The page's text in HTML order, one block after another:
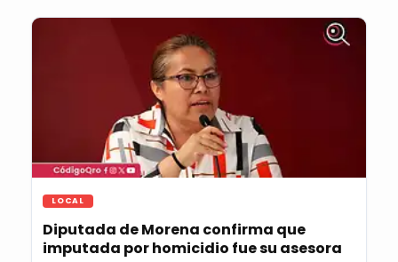
LOCAL
Diputada de Morena confirma que
imputada por homicidio fue su asesora